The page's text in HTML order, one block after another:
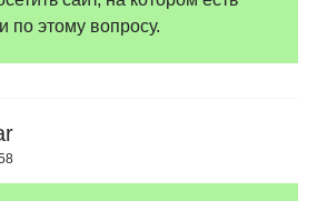
по этому вопросу.